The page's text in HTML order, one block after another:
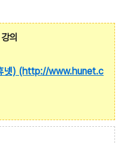
의
넷) (http://www.hunet.c